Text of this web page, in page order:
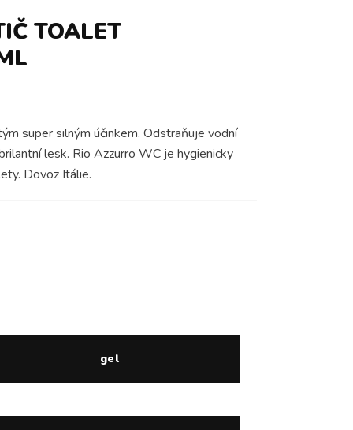
TOALET
super silným účinkem. Odstraňuje vodní
lesk. Rio Azzurro WC je hygienicky
Dovoz Itálie.
gel